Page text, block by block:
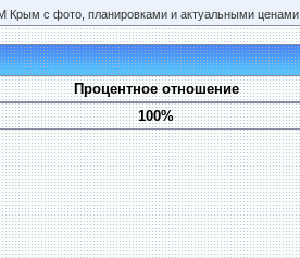
с фото, планировками и актуальными ценами.
Процентное отношение
100%